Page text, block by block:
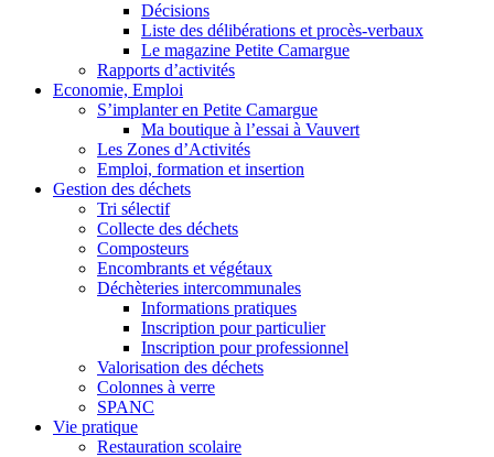
Décisions
Liste des délibérations et procès-verbaux
Le magazine Petite Camargue
Rapports d’activités
Economie, Emploi
S’implanter en Petite Camargue
Ma boutique à l’essai à Vauvert
Les Zones d’Activités
Emploi, formation et insertion
Gestion des déchets
Tri sélectif
Collecte des déchets
Composteurs
Encombrants et végétaux
Déchèteries intercommunales
Informations pratiques
Inscription pour particulier
Inscription pour professionnel
Valorisation des déchets
Colonnes à verre
SPANC
Vie pratique
Restauration scolaire